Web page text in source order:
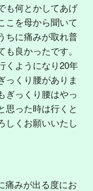
も何とかしてあげ
こを母から聞いて
ちに痛みが取れ普
良かったです。
くようになり20年
っくり腰がありま
ぎっくり腰はやっ
思った時は行くと
しくお願いいたし
痛みが出る度にお